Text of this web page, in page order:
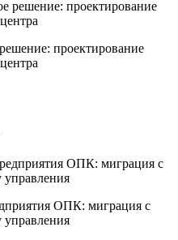
проектирование
ОПК: миграция с